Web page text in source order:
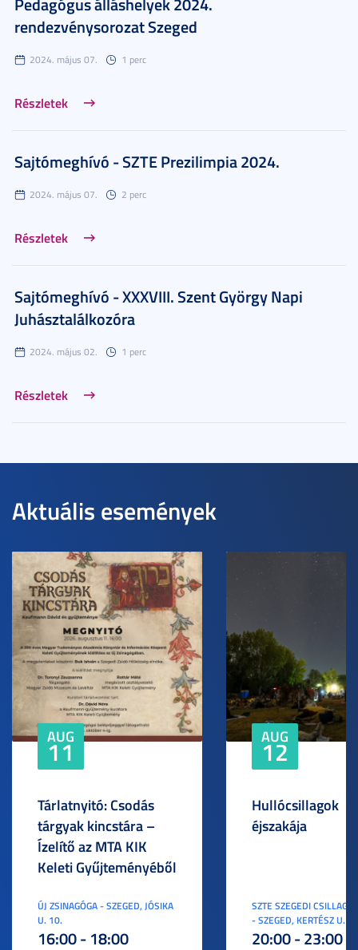
rendezvénysorozat Szeged
2024. május 07. 1 perc
Részletek
Sajtómeghívó - SZTE Prezilimpia 2024.
2024. május 07. 2 perc
Részletek
Sajtómeghívó - XXXVIII. Szent György Napi
Juhásztalálkozóra
2024. május 02. 1 perc
Részletek
Aktuális események
AUG
11
Tárlatnyitó: Csodás
tárgyak kincstára –
Ízelítő az MTA KIK
Keleti Gyűjteményéből
ÚJ ZSINAGÓGA - SZEGED, JÓSIKA
U. 10.
16:00 - 18:00
AUG
12
Hullócsillagok
éjszakája
SZTE SZEGEDI
- SZEGED, KERTÉSZ U. 3.
20:00 - 23:00